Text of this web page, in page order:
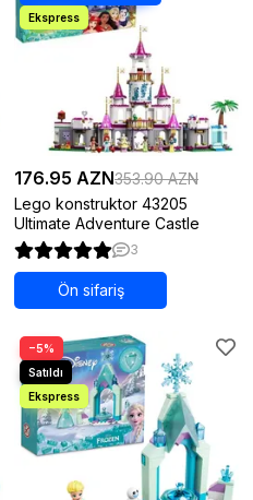
176.95 AZN353.90 AZN
Lego konstruktor 43205
Ultimate Adventure Castle
3
Ön sifariş
−5%